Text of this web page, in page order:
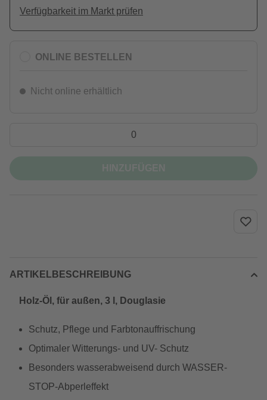
Verfügbarkeit im Markt prüfen
ONLINE BESTELLEN
Nicht online erhältlich
ARTIKELBESCHREIBUNG
Holz-Öl, für außen, 3 l, Douglasie
Schutz, Pflege und Farbtonauffrischung
Optimaler Witterungs- und UV- Schutz
Besonders wasserabweisend durch WASSER-
STOP-Abperleffekt